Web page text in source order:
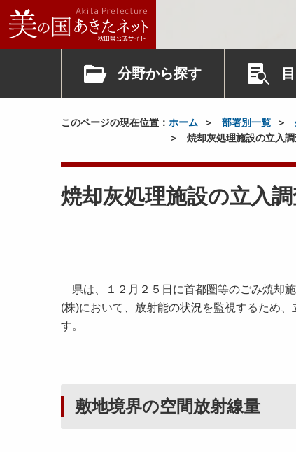
分野から探す
このページの現在位置： ホーム 部署別一覧
焼却灰処理施設の立入
焼却灰処理施設の立入
県は、１２月２５日に首都圏等のごみ焼却
(株)において、放射能の状況を監視するため
す。
敷地境界の空間放射線量